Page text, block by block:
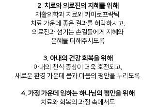
2. 치료와 의료진의 지혜를 위해
재활의학과 치료와 카이로프락틱
치료 가운데 좋은 결과를 허락하시고,
의료진과 섬기는 손길들에게 지혜와
은혜를 더해주시도록
3. 아내의 건강 회복을 위해
아내의 천식 증상이 더욱 호전되고,
새로운 환경 가운데 몸과 마음의 평안을 누리도록
4. 가정 가운데 임하는 하나님의 평안을 위해
치료와 회복의 과정 속에서도